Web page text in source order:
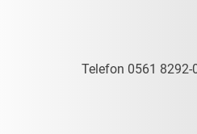
Telefon 0561 8292-